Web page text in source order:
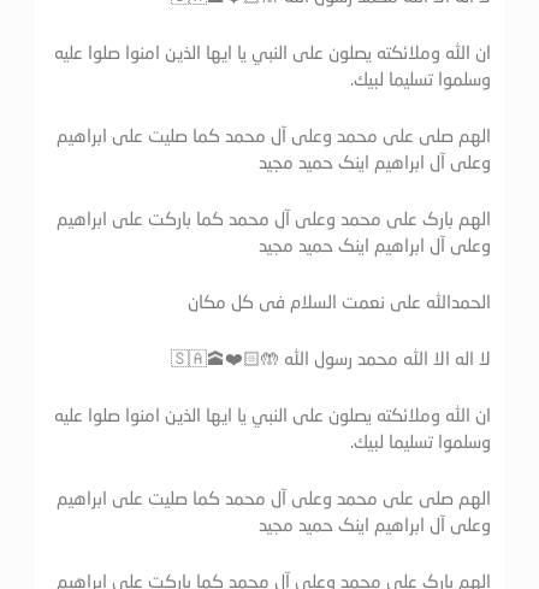
ان الله وملائكته يصلون على النبي يا ايها الذين امنوا صلوا عليه
وسلموا تسليما لبيك.
الهم صلی علی محمد وعلی آل محمد کما صلیت علی ابراهیم
وعلی آل ابراهیم اینک حمید مجید
الهم بارک علی محمد وعلی آل محمد کما بارکت علی ابراهیم
وعلی آل ابراهیم اینک حمید مجید
الحمدالله علی نعمت السلام فی کل مکان
لا اله الا الله محمد رسول الله 🤲🏻❤️🕋🇸🇦
ان الله وملائكته يصلون على النبي يا ايها الذين امنوا صلوا عليه
وسلموا تسليما لبيك.
الهم صلی علی محمد وعلی آل محمد کما صلیت علی ابراهیم
وعلی آل ابراهیم اینک حمید مجید
الهم بارک علی محمد وعلی آل محمد کما بارکت علی ابراهیم